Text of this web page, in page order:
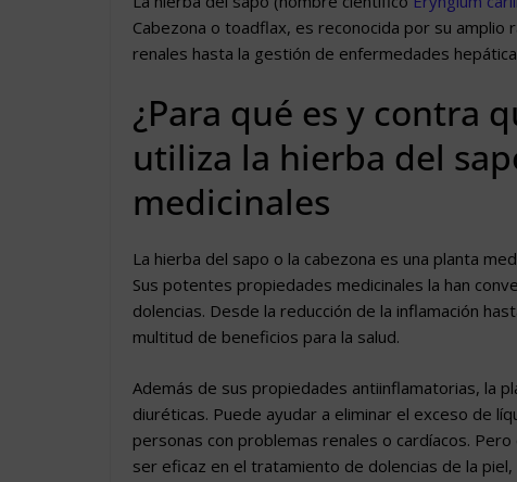
Cabezona o toadflax, es reconocida por su
renales hasta la gestión de enfermedades
¿Para qué es y contra
utiliza la hierba del
medicinales
La hierba del sapo o la cabezona es una planta
Sus potentes propiedades medicinales la han
dolencias. Desde la reducción de la inflamación
multitud de beneficios para la salud.
Además de sus propiedades antiinflamatorias, la
diuréticas. Puede ayudar a eliminar el exceso de
personas con problemas renales o cardíacos.
ser eficaz en el tratamiento de dolencias de la piel,